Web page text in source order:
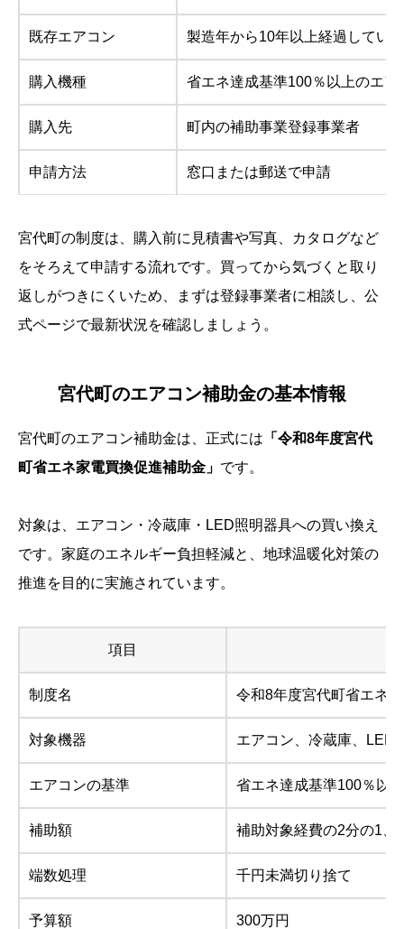
既存エアコン 製造年から10年以上経過している
購入機種 省エネ達成基準100％以上のエア
購入先 町内の補助事業登録事業者
申請方法 窓口または郵送で申請
宮代町の制度は、購入前に見積書や写真、カタログなど
をそろえて申請する流れです。買ってから気づくと取り
返しがつきにくいため、まずは登録事業者に相談し、公
式ページで最新状況を確認しましょう。
宮代町のエアコン補助金の基本情報
宮代町のエアコン補助金は、正式には 「令和8年度宮代
町省エネ家電買換促進補助金」 です。
対象は、エアコン・冷蔵庫・LED照明器具への買い換え
です。家庭のエネルギー負担軽減と、地球温暖化対策の
推進を目的に実施されています。
項目
制度名 令和8年度宮代町省エネ
対象機器 エアコン、冷蔵庫、LED
エアコンの基準 省エネ達成基準100％以上
補助額 補助対象経費の2分の1、
端数処理 千円未満切り捨て
予算額 300万円